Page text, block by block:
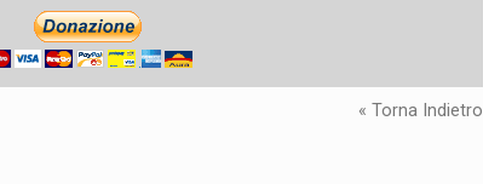
« Torna Indietro